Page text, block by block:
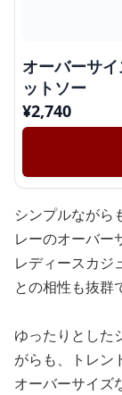
オーバーサ
ットソー
¥2,740
シンプルながら
レーのオーバー
レディースカジ
との相性も抜群
ゆったりとした
がらも、トレン
オーバーサイズ